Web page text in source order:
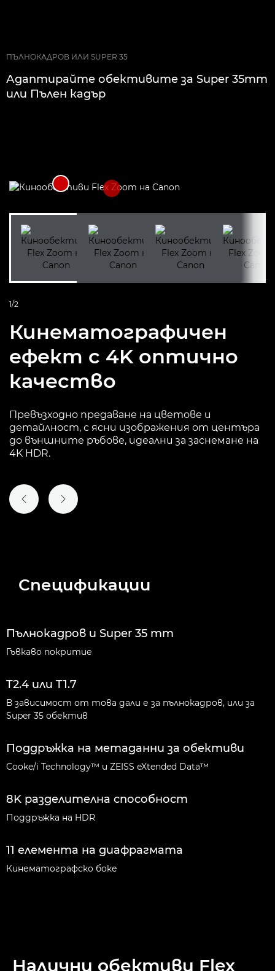
ПЪЛНОКАДРОВ ИЛИ SUPER 35
Адаптирайте обективите за Super 35mm
или Пълен кадър
1/2
Кинематографичен
ефект с 4K оптично
качество
Превъзходно предаване на цветове и
детайлност, с ясни изображения от центъра
до външните ръбове, идеални за заснемане на
4K HDR.
ПРЕДИШЕН СЛАЙД
СЛЕДВАЩ СЛАЙД
Спецификации
Пълнокадров и Super 35 mm
Гъвкаво покритие
T2.4 или T1.7
В зависимост от това дали е за пълнокадров, или за
Super 35 обектив
Поддръжка на метаданни за обективи
Cooke/i Technology™ и ZEISS eXtended Data™
8K разделителна способност
Поддръжка на HDR
11 елемента на диафрагмата
Кинематографско боке
Налични обективи Flex